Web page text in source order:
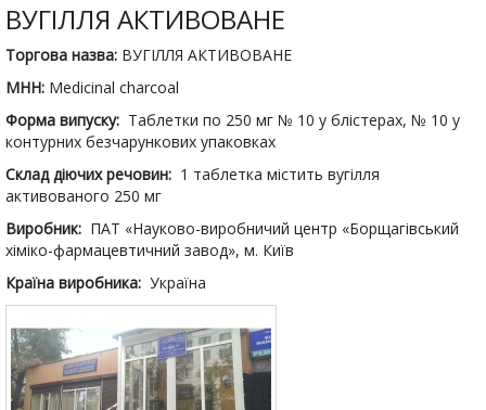
ВУГІЛЛЯ АКТИВОВАНЕ
Торгова назва: ВУГІЛЛЯ АКТИВОВАНЕ
МНН: Medicinal charcoal
Форма випуску: Таблетки по 250 мг № 10 у блістерах, № 10 у
контурних безчарункових упаковках
Склад діючих речовин: 1 таблетка містить вугілля
активованого 250 мг
Виробник: ПАТ «Науково-виробничий центр «Борщагівський
хіміко-фармацевтичний завод», м. Київ
Країна виробника: Україна